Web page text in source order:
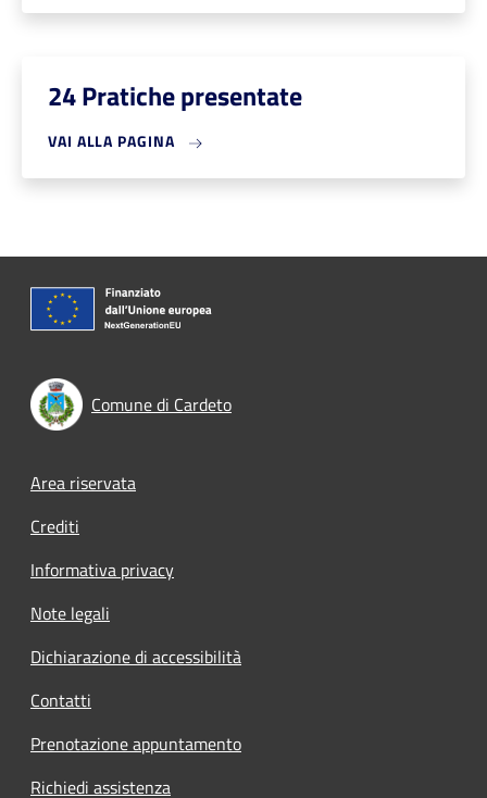
24 Pratiche presentate
VAI ALLA PAGINA
Comune di Cardeto
Footer menu
Area riservata
Crediti
Informativa privacy
Note legali
Dichiarazione di accessibilità
Contatti
Prenotazione appuntamento
Richiedi assistenza